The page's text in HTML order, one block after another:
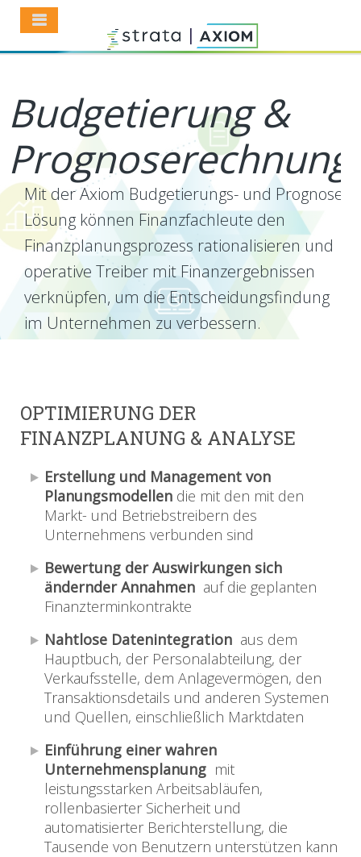
Budgetierung &
Prognoserechnung
Mit der Axiom Budgetierungs- und Prognose-
Lösung können Finanzfachleute den
Finanzplanungsprozess rationalisieren und
operative Treiber mit Finanzergebnissen
verknüpfen, um die Entscheidungsfindung
im Unternehmen zu verbessern.
OPTIMIERUNG DER
FINANZPLANUNG & ANALYSE
Erstellung und Management von
Planungsmodellen die mit den mit den
Markt- und Betriebstreibern des
Unternehmens verbunden sind
Bewertung der Auswirkungen sich
ändernder Annahmen auf die geplanten
Finanzterminkontrakte
Nahtlose Datenintegration aus dem
Hauptbuch, der Personalabteilung, der
Verkaufsstelle, dem Anlagevermögen, den
Transaktionsdetails und anderen Systemen
und Quellen, einschließlich Marktdaten
Einführung einer wahren
Unternehmensplanung mit
leistungsstarken Arbeitsabläufen,
rollenbasierter Sicherheit und
automatisierter Berichterstellung, die
Tausende von Benutzern unterstützen kann